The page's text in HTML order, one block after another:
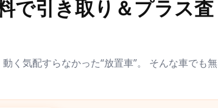
で引き取り＆プラス査
く気配すらなかった“放置車”。 そんな車でも無